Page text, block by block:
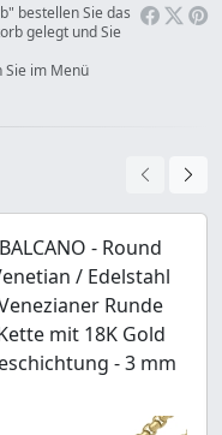
bestellen Sie das
gelegt und Sie
im Menü
BALCANO - Round
/ Edelstahl
Runde
mit 18K Gold
- 3 mm